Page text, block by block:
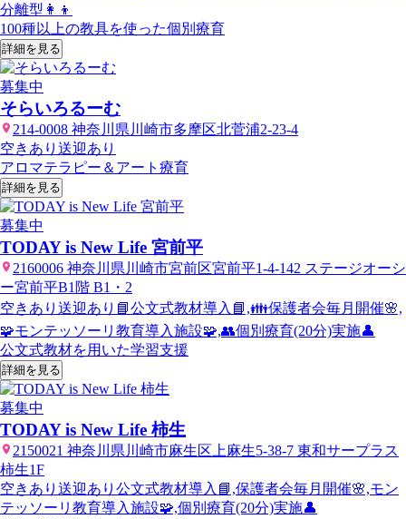
分離型👩‍👦
100種以上の教具を使った個別療育
詳細を見る
募集中
そらいろるーむ
214-0008 神奈川県川崎市多摩区北菅浦2-23-4
空きあり 送迎あり
アロマテラピー＆アート療育
詳細を見る
募集中
TODAY is New Life 宮前平
2160006 神奈川県川崎市宮前区宮前平1-4-142 ステージオーシ
ー宮前平B1階 B1・2
空きあり 送迎あり 📘公文式教材導入📘,👪保護者会毎月開催🌸,
🧩モンテッソーリ教育導入施設🧩,👥個別療育(20分)実施👤
公文式教材を用いた学習支援
詳細を見る
募集中
TODAY is New Life 柿生
2150021 神奈川県川崎市麻生区上麻生5-38-7 東和サープラス
柿生1F
空きあり 送迎あり 公文式教材導入📘,保護者会毎月開催🌸,モン
テッソーリ教育導入施設🧩,個別療育(20分)実施👤